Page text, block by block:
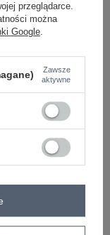
-
- +
CENĘ
przeglądarce.
można
Google.
Zawsze
aktywne